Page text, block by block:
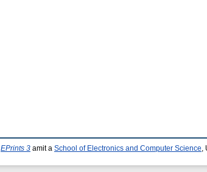
EPrints 3 amit a School of Electronics and Computer Science